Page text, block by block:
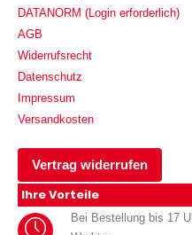
DATANORM (Login erforderlich)
AGB
Widerrufsrecht
Datenschutz
Impressum
Versandkosten
Vertrag widerrufen
Ihre Vorteile
Bei Bestellung bis 17